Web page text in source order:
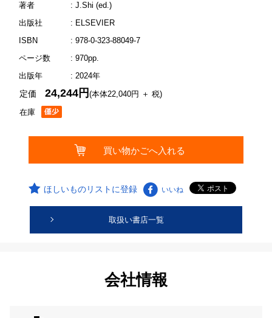
著者
: J.Shi (ed.)
出版社
: ELSEVIER
ISBN
: 978-0-323-88049-7
ページ数
: 970pp.
出版年
: 2024年
在庫
定価24,244円(本体22,040円 ＋ 税)
ほしいものリストに登録 いいね
取扱い書店一覧
会社情報